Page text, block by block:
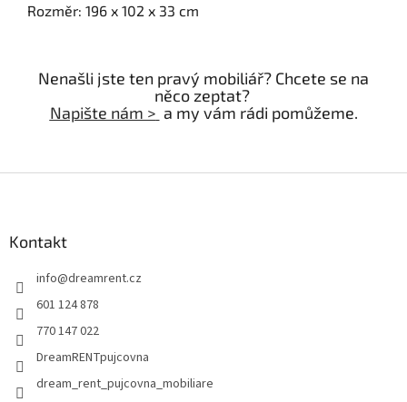
Rozměr: 196 x 102 x 33 cm
Nenašli jste ten pravý mobiliář? Chcete se na
něco zeptat?
Napište nám > a my vám rádi pomůžeme.
Kontakt
info@dreamrent.cz
601 124 878
770 147 022
DreamRENTpujcovna
dream_rent_pujcovna_mobiliare